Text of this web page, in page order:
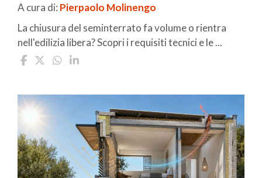
A cura di: Pierpaolo Molinengo
La chiusura del seminterrato fa volume o rientra
nell'edilizia libera? Scopri i requisiti tecnici e le ...